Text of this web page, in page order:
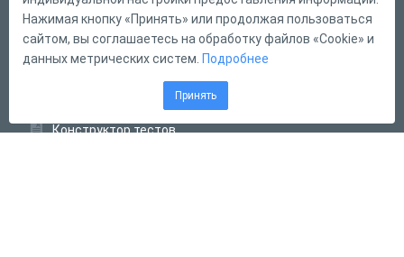
Справка
Форма обратной связи
Конструктор тестов
Нажимая кнопку «Принять» или продолжая пользоваться
сайтом, вы соглашаетесь на обработку файлов «Cookie» и
данных метрических систем. Подробнее
Принять